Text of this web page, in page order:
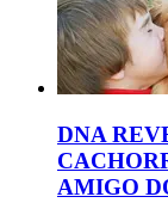
DNA
AMIGO